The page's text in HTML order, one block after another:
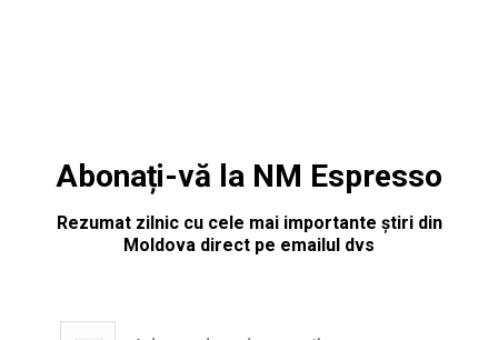
Abonați-vă la NM Espresso
Rezumat zilnic cu cele mai importante știri din
Moldova direct pe emailul dvs